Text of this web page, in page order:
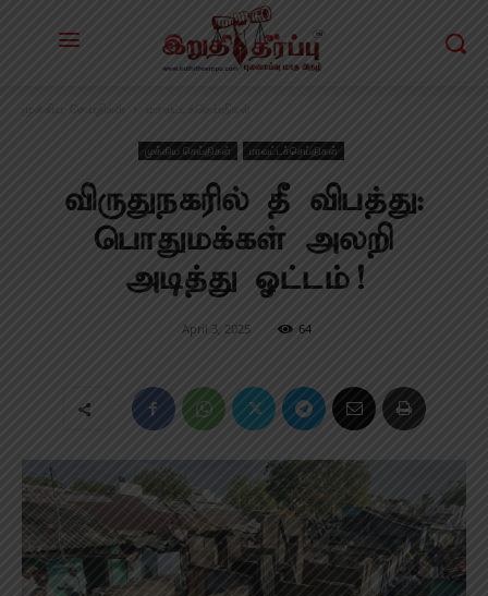
முக்கிய செய்திகள் மாவட்டச்செய்திகள்
முக்கிய செய்திகள் மாவட்டச்செய்திகள்
விருதுநகரில் தீ விபத்து:
பொதுமக்கள் அலறி
அடித்து ஓட்டம்!
April 3, 2025 64